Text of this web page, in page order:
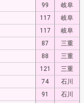
99
岐阜
117
岐阜
117
岐阜
87
三重
88
三重
121
三重
74
石川
91 石川